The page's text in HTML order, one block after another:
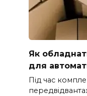
Як
для
Під час